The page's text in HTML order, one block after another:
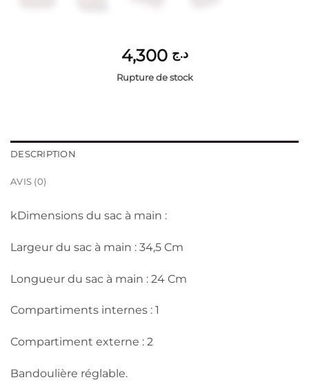
د.ج 4,300
Rupture de stock
DESCRIPTION
AVIS (0)
kDimensions du sac à main :
Largeur du sac à main : 34,5 Cm
Longueur du sac à main : 24 Cm
Compartiments internes : 1
Compartiment externe : 2
Bandoulière réglable.